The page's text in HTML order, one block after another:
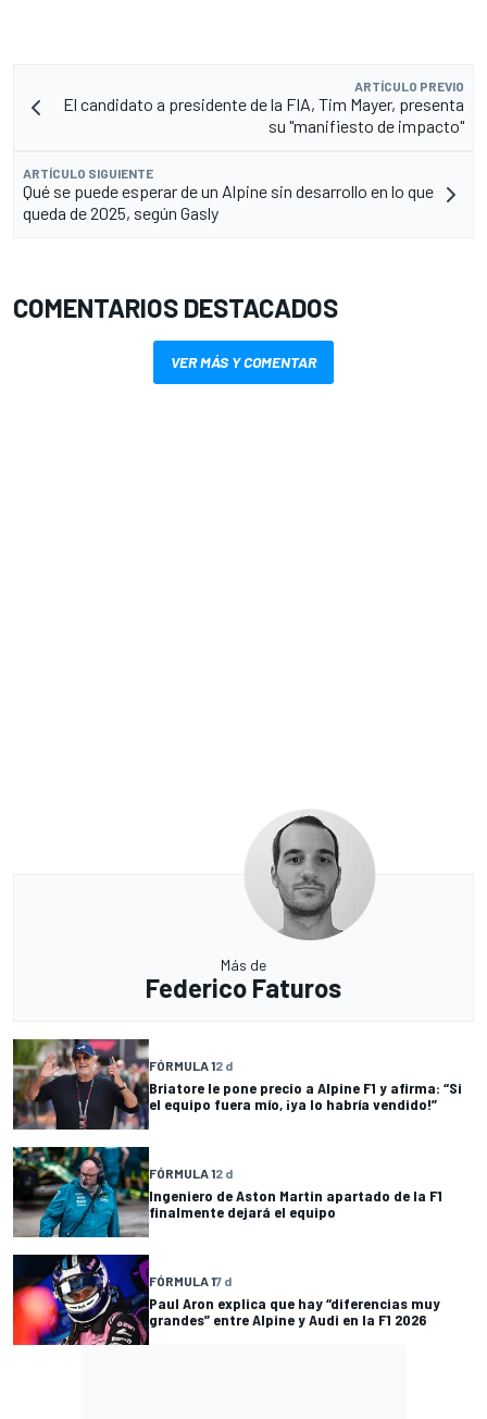
ARTÍCULO PREVIO
El candidato a presidente de la FIA, Tim Mayer, presenta
su "manifiesto de impacto"
ARTÍCULO SIGUIENTE
Qué se puede esperar de un Alpine sin desarrollo en lo que
queda de 2025, según Gasly
COMENTARIOS DESTACADOS
VER MÁS Y COMENTAR
Más de
Federico Faturos
FÓRMULA 12 d
Briatore le pone precio a Alpine F1 y afirma: “Si
el equipo fuera mío, ¡ya lo habría vendido!”
FÓRMULA 12 d
Ingeniero de Aston Martin apartado de la F1
finalmente dejará el equipo
FÓRMULA 17 d
Paul Aron explica que hay “diferencias muy
grandes” entre Alpine y Audi en la F1 2026